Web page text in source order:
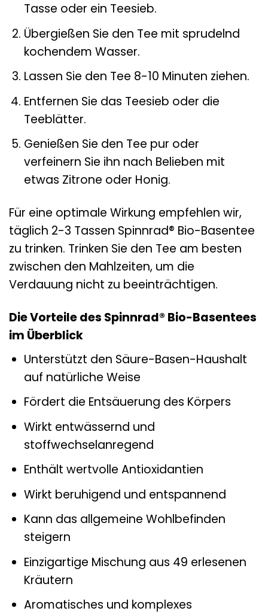
Tasse oder ein Teesieb.
Übergießen Sie den Tee mit sprudelnd
kochendem Wasser.
Lassen Sie den Tee 8-10 Minuten ziehen.
Entfernen Sie das Teesieb oder die
Teeblätter.
Genießen Sie den Tee pur oder
verfeinern Sie ihn nach Belieben mit
etwas Zitrone oder Honig.
Für eine optimale Wirkung empfehlen wir,
täglich 2-3 Tassen Spinnrad® Bio-Basentee
zu trinken. Trinken Sie den Tee am besten
zwischen den Mahlzeiten, um die
Verdauung nicht zu beeinträchtigen.
Die Vorteile des Spinnrad® Bio-Basentees
im Überblick
Unterstützt den Säure-Basen-Haushalt
auf natürliche Weise
Fördert die Entsäuerung des Körpers
Wirkt entwässernd und
stoffwechselanregend
Enthält wertvolle Antioxidantien
Wirkt beruhigend und entspannend
Kann das allgemeine Wohlbefinden
steigern
Einzigartige Mischung aus 49 erlesenen
Kräutern
Aromatisches und komplexes